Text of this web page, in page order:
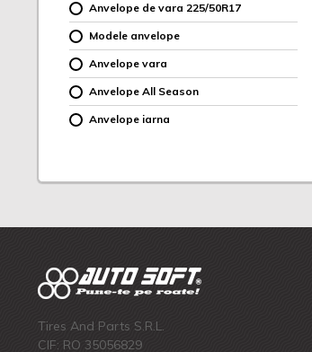
Anvelope de vara 225/50R17
Modele anvelope
Anvelope vara
Anvelope All Season
Anvelope iarna
Tires And Parts S.R.L.
CIF: RO 35056829